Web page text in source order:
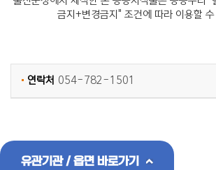
금지+변경금지" 조건에 따라 이용할
연락처 054-782-1501
유관기관 / 읍면 바로가기